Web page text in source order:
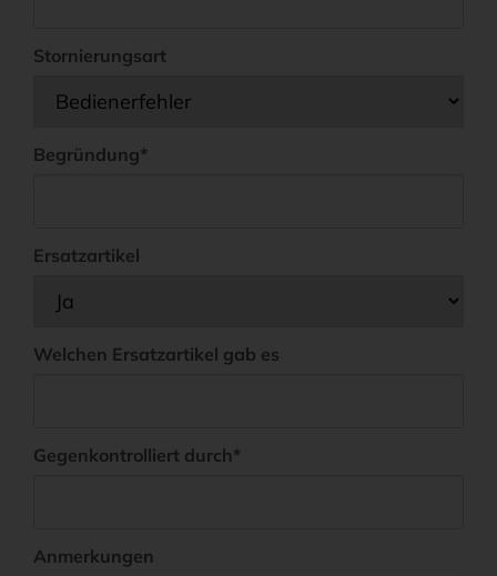
Stornierungsart
Pflichtfeld
Begründung*
Ersatzartikel
Welchen Ersatzartikel gab es
Pflichtfeld
Gegenkontrolliert durch*
Anmerkungen